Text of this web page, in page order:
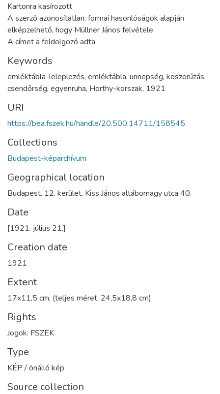
Kartonra kasírozott
A szerző azonosítatlan; formai hasonlóságok alapján
elképzelhető, hogy Müllner János felvétele
A címet a feldolgozó adta
Keywords
emléktábla-leleplezés, emléktábla, ünnepség, koszorúzás,
csendőrség, egyenruha, Horthy-korszak, 1921
URI
https://bea.fszek.hu/handle/20.500.14711/158545
Collections
Budapest-képarchívum
Geographical location
Budapest. 12. kerület. Kiss János altábornagy utca 40.
Date
[1921. július 21.]
Creation date
1921
Extent
17x11,5 cm, (teljes méret: 24,5x18,8 cm)
Rights
Jogok: FSZEK
Type
KÉP / önálló kép
Source collection